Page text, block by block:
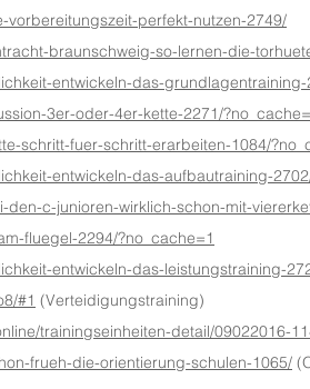
perfekt-nutzen-2749/
braunschweig-so-lernen-die-
entwickeln-das-grundlagentraining-
3er-oder-4er-kette-2271/
schritt-fuer-schritt-erarbeiten-1084/
entwickeln-das-aufbautraining-
c-junioren-wirklich-schon-mit-
fluegel-2294/?no_cache=1
entwickeln-das-leistungstraining-
#1 (Verteidigungstraining)
trainingseinheiten-detail/09022016-
frueh-die-orientierung-schulen-1065/